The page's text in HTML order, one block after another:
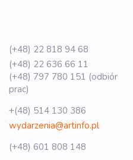
(+48) 22 818 94 68
(+48) 22 636 66 11
(+48) 797 780 151 (odbiór
prac)
+(48) 514 130 386
wydarzenia@artinfo.pl
(+48) 601 808 148